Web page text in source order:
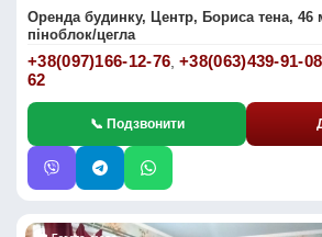
Оренда будинку, Центр, Бориса тена, 46
піноблок/цегла
+38(097)166-12-76 ,+38(063)439-91-08
62
📞 Подзвонити